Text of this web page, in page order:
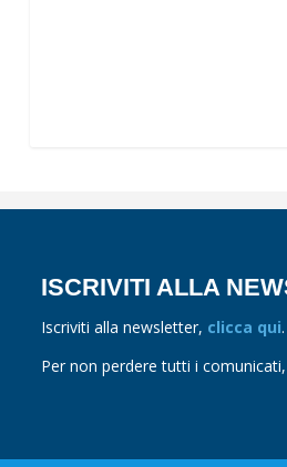
ISCRIVITI ALLA
Iscriviti alla newsletter, clicca qui.
Per non perdere tutti i